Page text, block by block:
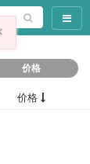
导航
价格
价格